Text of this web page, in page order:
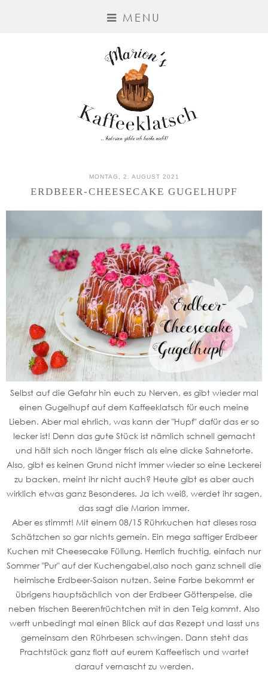
MENU
MONTAG, 2. AUGUST 2021
ERDBEER-CHEESECAKE GUGELHUPF
Selbst auf die Gefahr hin euch zu Nerven, es gibt wieder mal
einen Gugelhupf auf dem Kaffeeklatsch für euch meine
Lieben. Aber mal ehrlich, was kann der "Hupf" dafür das er so
lecker ist! Denn das gute Stück ist nämlich schnell gemacht
und hält sich noch länger frisch als eine dicke Sahnetorte.
Also, gibt es keinen Grund nicht immer wieder so eine Leckerei
zu backen, meint ihr nicht auch? Heute gibt es aber auch
wirklich etwas ganz Besonderes. Ja ich weiß, werdet ihr sagen,
das sagt die Marion immer.
Aber es stimmt! Mit einem 08/15 Rührkuchen hat dieses rosa
Schätzchen so gar nichts gemein. Ein mega saftiger Erdbeer
Kuchen mit Cheesecake Füllung. Herrlich fruchtig, einfach nur
Sommer "Pur" auf der Kuchengabel,also noch ganz schnell die
heimische Erdbeer-Saison nutzen. Seine Farbe bekommt er
übrigens hauptsächlich von der Erdbeer Götterspeise, die
neben frischen Beerenfrüchtchen mit in den Teig kommt. Also
werft unbedingt mal einen Blick auf das Rezept und lasst uns
gemeinsam den Rührbesen schwingen. Dann steht das
Prachtstück ganz flott auf eurem Kaffeetisch und wartet
darauf vernascht zu werden.